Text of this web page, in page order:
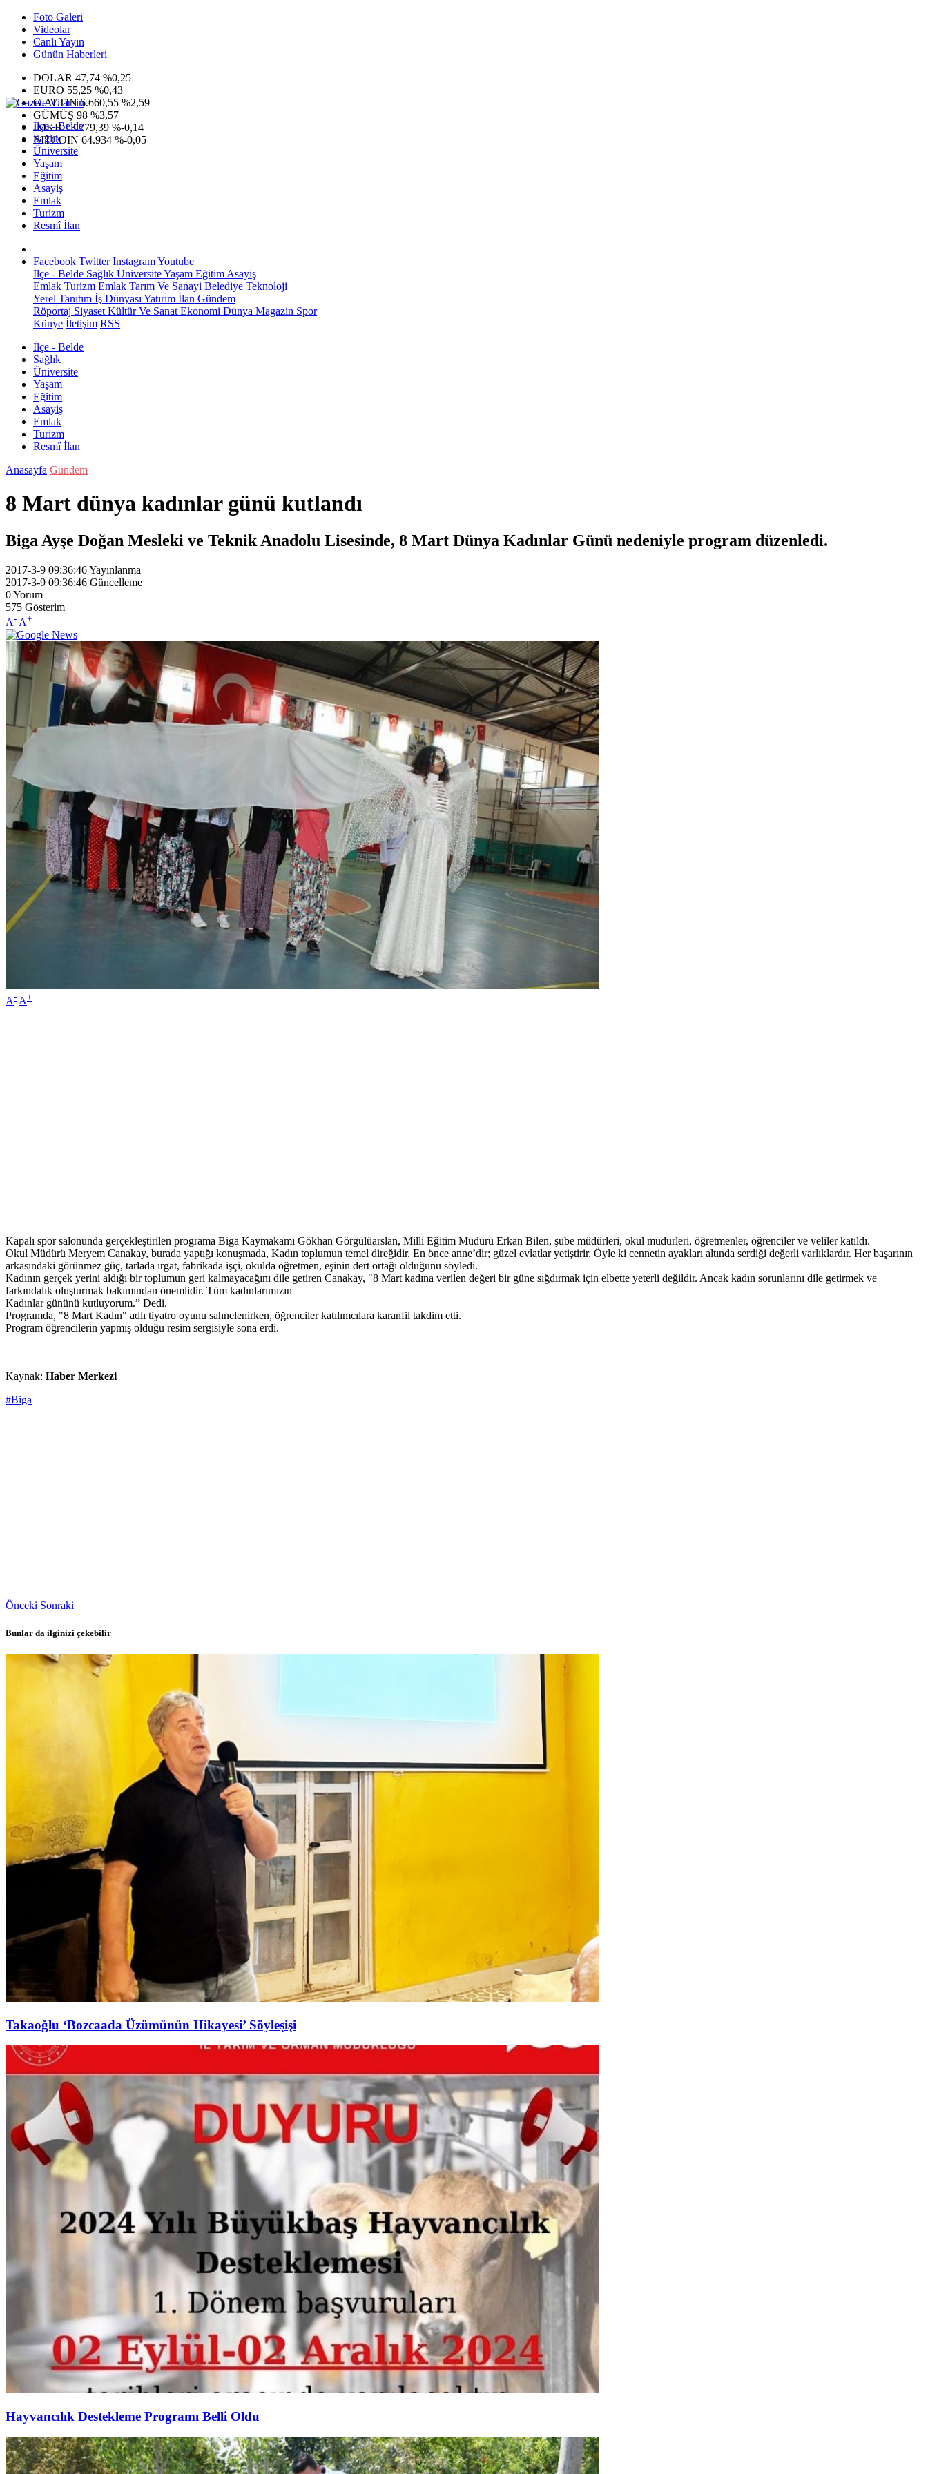
Foto Galeri
Videolar
Canlı Yayın
Günün Haberleri
DOLAR 47,74 %0,25
EURO 55,25 %0,43
G.ALTIN6.660,55 %2,59
GÜMÜŞ 98 %3,57
IMKB13.779,39 %-0,14
BITCOIN 64.934 %-0,05
İlçe - Belde
Sağlık
Üniversite
Yaşam
Eğitim
Asayiş
Emlak
Turizm
Resmî İlan
Facebook Twitter InstagramYoutube
İlçe - Belde Sağlık ÜniversiteYaşam Eğitim Asayiş
Emlak Turizm Emlak Tarım Ve Sanayi Belediye Teknoloji
Yerel Tanıtım İş Dünyası Yatırım İlan Gündem
Röportaj Siyaset Kültür Ve Sanat Ekonomi Dünya Magazin Spor
Künye İletişim RSS
İlçe - Belde
Sağlık
Üniversite
Yaşam
Eğitim
Asayiş
Emlak
Turizm
Resmî İlan
Anasayfa Gündem
8 Mart dünya kadınlar günü kutlandı
Biga Ayşe Doğan Mesleki ve Teknik Anadolu Lisesinde, 8 Mart Dünya Kadınlar Günü nedeniyle program düzenledi.
2017-3-9 09:36:46Yayınlanma
2017-3-9 09:36:46 Güncelleme
0Yorum
575 Gösterim
A- A+
A- A+
Kapalı spor salonunda gerçekleştirilen programa Biga Kaymakamı Gökhan Görgülüarslan, Milli Eğitim Müdürü Erkan Bilen, şube müdürleri, okul müdürleri, öğretmenler, öğrenciler ve veliler katıldı.
Okul Müdürü Meryem Canakay, burada yaptığı konuşmada, Kadın toplumun temel direğidir. En önce anne’dir; güzel evlatlar yetiştirir. Öyle ki cennetin ayakları altında serdiği değerli varlıklardır. Her başarının
arkasındaki görünmez güç, tarlada ırgat, fabrikada işçi, okulda öğretmen, eşinin dert ortağı olduğunu söyledi.
Kadının gerçek yerini aldığı bir toplumun geri kalmayacağını dile getiren Canakay, "8 Mart kadına verilen değeri bir güne sığdırmak için elbette yeterli değildir. Ancak kadın sorunlarını dile getirmek ve
farkındalık oluşturmak bakımından önemlidir. Tüm kadınlarımızın
Kadınlar gününü kutluyorum.” Dedi.
Programda, "8 Mart Kadın" adlı tiyatro oyunu sahnelenirken, öğrenciler katılımcılara karanfil takdim etti.
Program öğrencilerin yapmış olduğu resim sergisiyle sona erdi.
Kaynak: Haber Merkezi
#Biga
Önceki Sonraki
Bunlar da ilginizi çekebilir
Takaoğlu ‘Bozcaada Üzümünün Hikayesi’ Söyleşişi
Hayvancılık Destekleme Programı Belli Oldu